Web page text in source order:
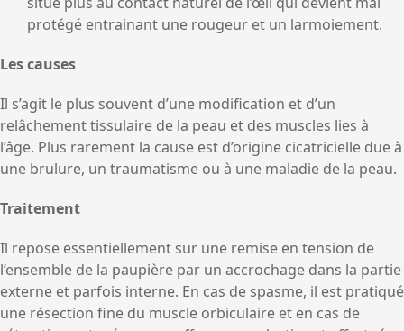
protégé entrainant une rougeur et un larmoiement.
Les causes
Il s’agit le plus souvent d’une modification et d’un
relâchement tissulaire de la peau et des muscles lies à
l’âge. Plus rarement la cause est d’origine cicatricielle due à
une brulure, un traumatisme ou à une maladie de la peau.
Traitement
Il repose essentiellement sur une remise en tension de
l’ensemble de la paupière par un accrochage dans la partie
externe et parfois interne. En cas de spasme, il est pratiqué
une résection fine du muscle orbiculaire et en cas de